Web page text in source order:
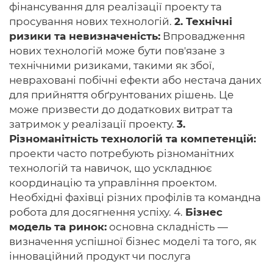
фінансування для реалізації проекту та
просування нових технологій. 2. Технічні
ризики та невизначеність: Впровадження
нових технологій може бути пов'язане з
технічними ризиками, такими як збої,
невраховані побічні ефекти або нестача даних
для прийняття обґрунтованих рішень. Це
може призвести до додаткових витрат та
затримок у реалізації проекту. 3.
Різноманітність технологій та компетенцій:
проекти часто потребують різноманітних
технологій та навичок, що ускладнює
координацію та управління проектом.
Необхідні фахівці різних профілів та командна
робота для досягнення успіху. 4. Бізнес
модель та ринок: основна складність —
визначення успішної бізнес моделі та того, як
інноваційний продукт чи послуга